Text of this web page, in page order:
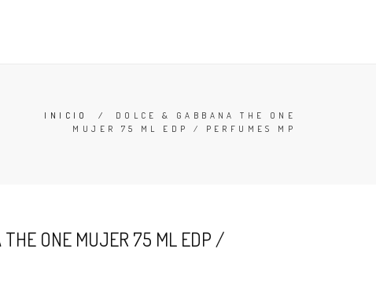
INICIO / DOLCE & GABBANA THE ONE
MUJER 75 ML EDP / PERFUMES MP
THE ONE MUJER 75 ML EDP /